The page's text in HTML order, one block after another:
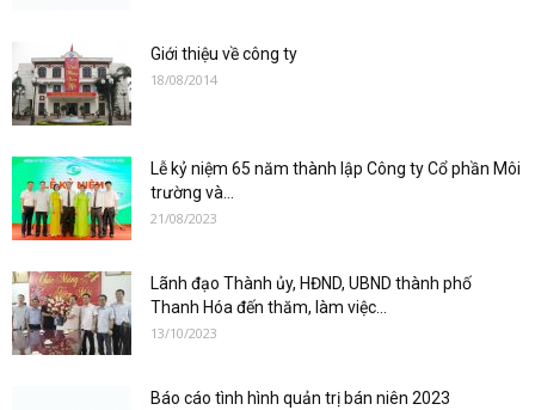
Giới thiệu về công ty
18/08/2014
Lễ kỷ niệm 65 năm thành lập Công ty Cổ phần Môi
trường và...
21/08/2023
Lãnh đạo Thành ủy, HĐND, UBND thành phố
Thanh Hóa đến thăm, làm việc...
13/10/2023
Báo cáo tình hình quản trị bán niên 2023